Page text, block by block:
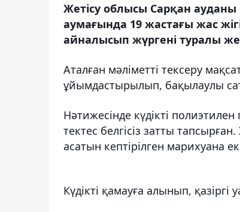
Жетісу облысы Сарқан
аумағында 19 жастағы жас
айналысып жүргені туралы
Аталған мәліметті тексеру
ұйымдастырылып, бақылаулы
Нәтижесінде күдікті полиэтилен
тектес белгісіз затты
асатын кептірілген марихуана
Күдікті қамауға алынып,